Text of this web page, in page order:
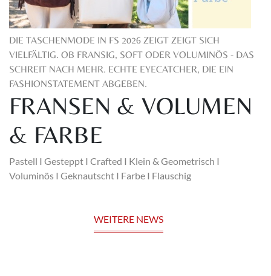
DIE TASCHENMODE IN FS 2026 ZEIGT ZEIGT SICH
VIELFÄLTIG. OB FRANSIG, SOFT ODER VOLUMINÖS - DAS
SCHREIT NACH MEHR. ECHTE EYECATCHER, DIE EIN
FASHIONSTATEMENT ABGEBEN.
FRANSEN & VOLUMEN
& FARBE
Pastell I Gesteppt I Crafted I Klein & Geometrisch I
Voluminös I Geknautscht I Farbe I Flauschig
WEITERE NEWS